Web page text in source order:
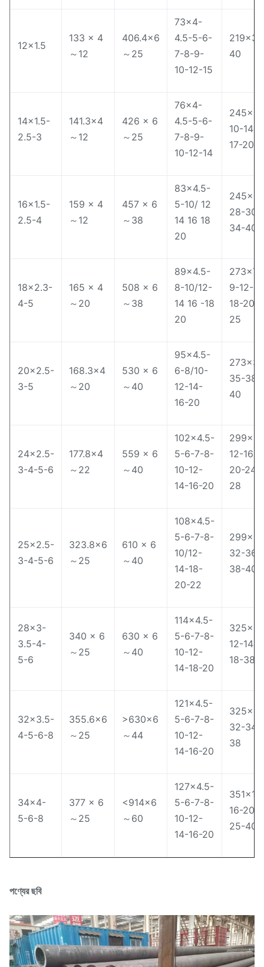
12×1.5
133 × 4
～12
406.4×6
～25
73×4-
4.5-5-6-
7-8-9-
10-12-15
40
14×1.5-
2.5-3
141.3×4
～12
426 × 6
～25
76×4-
4.5-5-6-
7-8-9-
10-12-14
245×8-
10-14-
17-20-
16×1.5-
2.5-4
159 × 4
～12
457 × 6
～38
83×4.5-
5-10/ 12
14 16 18
20
28-30-
34-40
18×2.3-
4-5
165 × 4
～20
508 × 6
～38
89×4.5-
8-10/12-
14 16 -18
20
273×7-
9-12-
18-20-
25
20×2.5-
3-5
168.3×4
～20
530 × 6
～40
95×4.5-
6-8/10-
12-14-
16-20
35-38-
40
24×2.5-
3-4-5-6
177.8×4
～22
559 × 6
～40
102×4.5-
5-6-7-8-
10-12-
14-16-20
299×8-
12-16-
20-24-
28
25×2.5-
3-4-5-6
323.8×6
～25
610 × 6
～40
108×4.5-
5-6-7-8-
10/12-
14-18-
20-22
32-36-
38-40
28×3-
3.5-4-
5-6
340 × 6
～25
630 × 6
～40
114×4.5-
5-6-7-8-
10-12-
14-18-20
325×8-
12-14-
18-38
32×3.5-
4-5-6-8
355.6×6
～25
>630×6
～44
121×4.5-
5-6-7-8-
10-12-
14-16-20
32-34-
38
34×4-
5-6-8
377 × 6
～25
<914×6
～60
127×4.5-
5-6-7-8-
10-12-
14-16-20
16-20-
25-40
পণ্যের ছবি